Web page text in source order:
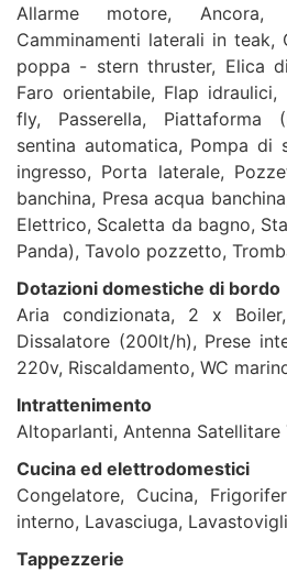
Allarme motore, Ancora,
Camminamenti laterali in teak,
poppa - stern thruster, Elica
Faro orientabile, Flap
fly, Passerella, Piattaforma
sentina automatica, Pompa di
ingresso, Porta laterale,
banchina, Presa acqua
Elettrico, Scaletta da bagno,
Panda), Tavolo pozzetto,
Dotazioni domestiche di bordo
Aria condizionata, 2 x
Dissalatore (200lt/h), Prese
220v, Riscaldamento, WC
Intrattenimento
Altoparlanti, Antenna Satellitare
Cucina ed elettrodomestici
Congelatore, Cucina,
interno, Lavasciuga,
Tappezzerie